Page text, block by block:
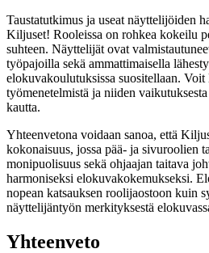
Taustatutkimus ja useat näyttelijöiden
Kiljuset! Rooleissa on rohkea kokeilu
suhteen. Näyttelijät ovat
työpajoilla sekä ammattimaisella
elokuvakoulutuksissa suositellaan.
työmenetelmistä ja niiden
kautta.
Yhteenvetona voidaan sanoa, että
kokonaisuus, jossa pää- ja sivuroolien
monipuolisuus sekä ohjaajan taitava
harmoniseksi elokuvakokemukseksi.
nopean katsauksen roolijaostoon kuin
näyttelijäntyön merkityksestä
Yhteenveto